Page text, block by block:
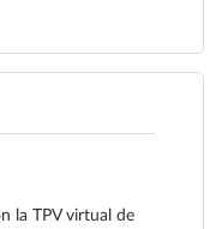
la TPV virtual de